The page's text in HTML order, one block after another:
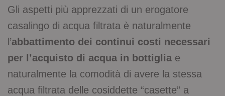
Gli aspetti più apprezzati di un erogatore
casalingo di acqua filtrata è naturalmente
l’abbattimento dei continui costi necessari
per l’acquisto di acqua in bottiglia e
naturalmente la comodità di avere la stessa
acqua filtrata delle cosiddette “casette” a